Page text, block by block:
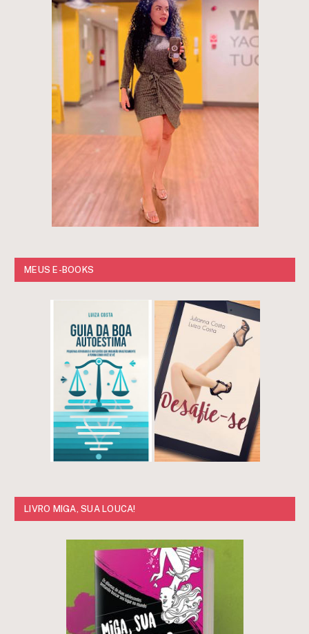
MEUS E-BOOKS
LIVRO MIGA, SUA LOUCA!